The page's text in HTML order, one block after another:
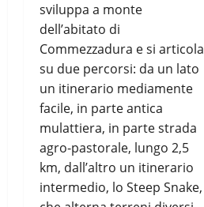
sviluppa a monte
dell’abitato di
Commezzadura e si articola
su due percorsi: da un lato
un itinerario mediamente
facile, in parte antica
mulattiera, in parte strada
agro-pastorale, lungo 2,5
km, dall’altro un itinerario
intermedio, lo Steep Snake,